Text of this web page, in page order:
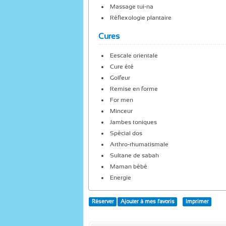
Massage tui-na
Réflexologie plantaire
Cures
Eescale orientale
Cure été
Golfeur
Remise en forme
For men
Minceur
Jambes toniques
Spécial dos
Arthro-rhumatismale
Sultane de sabah
Maman bébé
Energie
Réserver Ajouter à mes favoris Imprimer